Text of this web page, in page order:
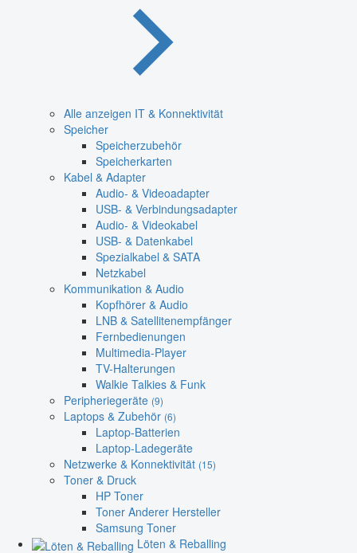
Alle anzeigen IT & Konnektivität
Speicher
Speicherzubehör
Speicherkarten
Kabel & Adapter
Audio- & Videoadapter
USB- & Verbindungsadapter
Audio- & Videokabel
USB- & Datenkabel
Spezialkabel & SATA
Netzkabel
Kommunikation & Audio
Kopfhörer & Audio
LNB & Satellitenempfänger
Fernbedienungen
Multimedia-Player
TV-Halterungen
Walkie Talkies & Funk
Peripheriegeräte (9)
Laptops & Zubehör (6)
Laptop-Batterien
Laptop-Ladegeräte
Netzwerke & Konnektivität (15)
Toner & Druck
HP Toner
Toner Anderer Hersteller
Samsung Toner
Löten & Reballing